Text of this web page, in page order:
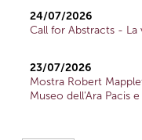
24/07/2026
Call for Abstracts -
23/07/2026
Mostra Robert
Museo dell'Ara Pacis